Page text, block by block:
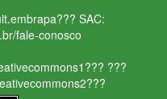
SAC:
fale-conosco
???